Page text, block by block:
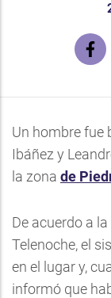
Un hombre fue
Ibáñez y
la zona de
De acuerdo a
Telenoche, el
en el lugar y,
informó que